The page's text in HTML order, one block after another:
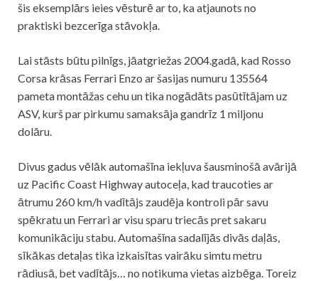
šis eksemplārs ieies vēsturē ar to, ka atjaunots no
praktiski bezcerīga stāvokļa.
Lai stāsts būtu pilnīgs, jāatgriežas 2004.gadā, kad Rosso
Corsa krāsas Ferrari Enzo ar šasijas numuru 135564
pameta montāžas cehu un tika nogādāts pasūtītājam uz
ASV, kurš par pirkumu samaksāja gandrīz 1 miljonu
dolāru.
Divus gadus vēlāk automašīna iekļuva šausminošā avārijā
uz Pacific Coast Highway autoceļa, kad traucoties ar
ātrumu 260 km/h vadītājs zaudēja kontroli pār savu
spēkratu un Ferrari ar visu sparu triecās pret sakaru
komunikāciju stabu. Automašīna sadalījās divās daļās,
sīkākas detaļas tika izkaisītas vairāku simtu metru
rādiusā, bet vadītājs… no notikuma vietas aizbēga. Toreiz